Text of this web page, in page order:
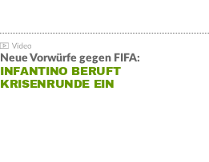
Neue Vorwürfe gegen FIFA:
INFANTINO BERUFT
KRISENRUNDE EIN